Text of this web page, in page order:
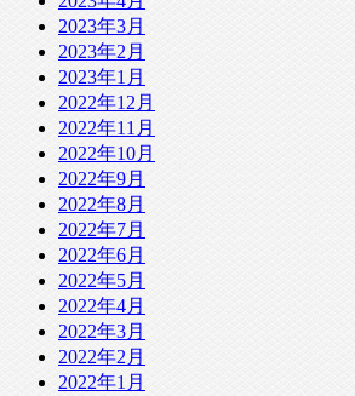
2023年3月
2023年2月
2023年1月
2022年12月
2022年11月
2022年10月
2022年9月
2022年8月
2022年7月
2022年6月
2022年5月
2022年4月
2022年3月
2022年2月
2022年1月